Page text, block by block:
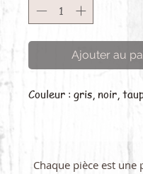
Ajouter au
Couleur : gris, noir,
Chaque pièce est une